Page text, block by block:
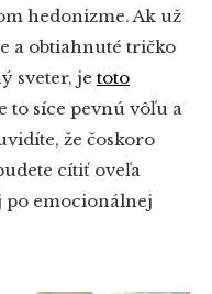
hedonizme. Ak už
a obtiahnuté tričko
sveter, je toto
to síce pevnú vôľu a
že čoskoro
cítiť oveľa
po emocionálnej